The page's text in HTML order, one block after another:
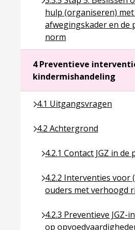
hulp (organiseren)
afwegingskader en de
norm
4 Preventieve
kindermishandeling
4.1 Uitgangsvragen
Ga naar pagina over 4.1
4.2 Achtergrond
Ga naar pagina over 4.2
4.2.1 Contact JGZ in
Ga naar pagina over
4.2.2 Interventies voor
ouders met verhoogd
Ga naar pagina over
4.2.3 Preventieve
op
Ga naar pagina over